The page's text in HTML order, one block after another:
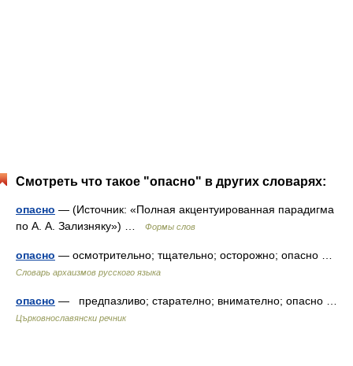
Смотреть что такое "опасно" в других словарях:
опасно — (Источник: «Полная акцентуированная парадигма
по А. А. Зализняку») …
Формы слов
опасно — осмотрительно; тщательно; осторожно; опасно …
Cловарь архаизмов русского языка
опасно — предпазливо; старателно; внимателно; опасно …
Църковнославянски речник